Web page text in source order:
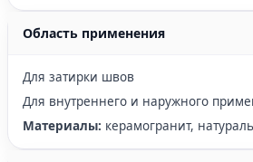
Область применения
Для затирки швов
Для внутреннего и наружного
Материалы: керамогранит,